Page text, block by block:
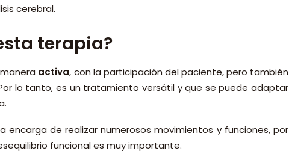
cerebral.
terapia?
activa, con la participación del paciente, pero también
lo tanto, es un tratamiento versátil y que se puede adaptar
encarga de realizar numerosos movimientos y funciones, por
funcional es muy importante.